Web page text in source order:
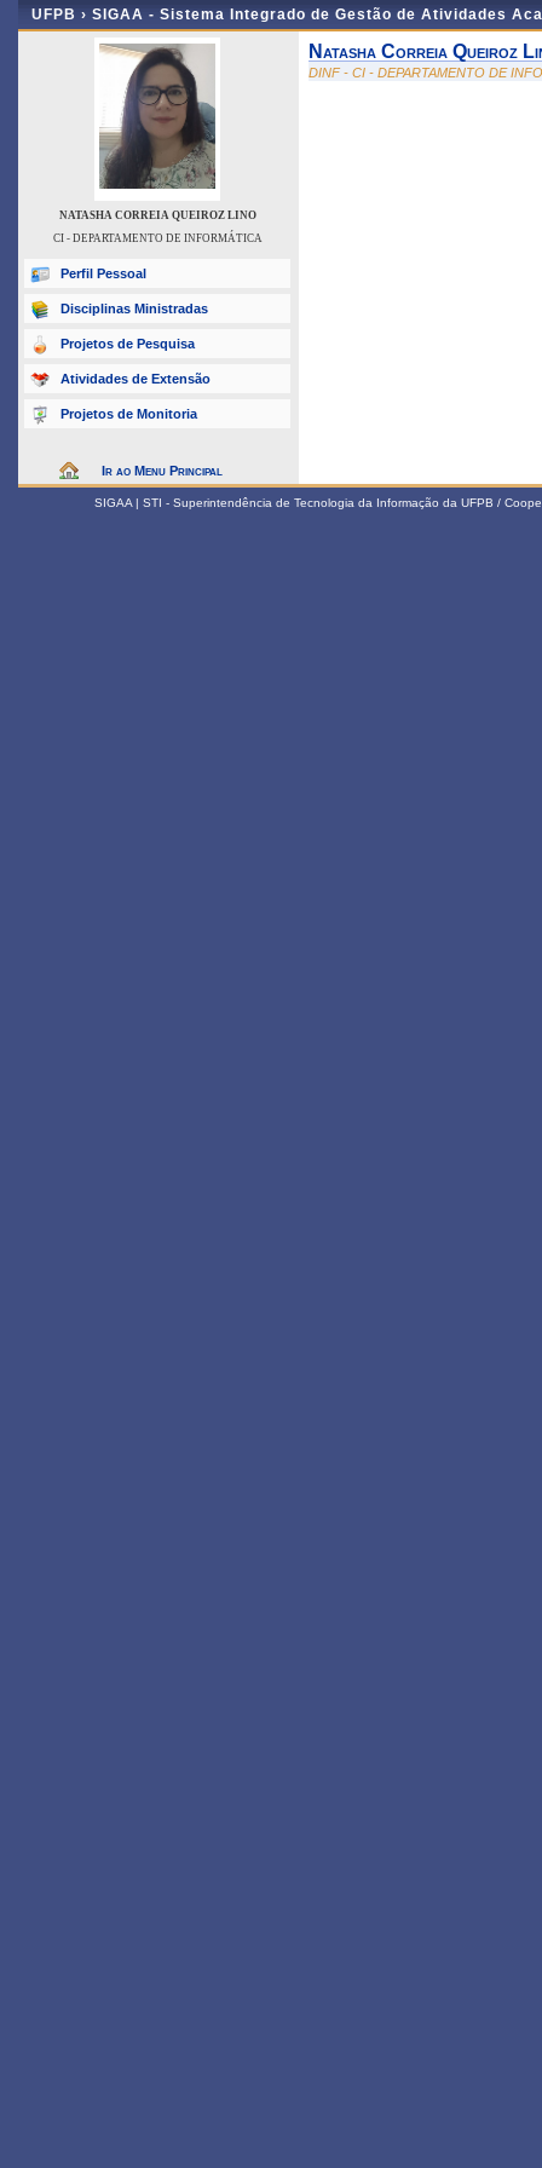
UFPB › SIGAA - Sistema Integrado de Gestão de Atividades
NATASHA CORREIA QUEIROZ LINO
CI - DEPARTAMENTO DE INFORMÁTICA
Perfil Pessoal
Disciplinas Ministradas
Projetos de Pesquisa
Atividades de Extensão
Projetos de Monitoria
Ir ao Menu Principal
Natasha Correia Queiroz
DINF - CI - DEPARTAMENTO DE
SIGAA | STI - Superintendência de Tecnologia da Informação da UFPB /